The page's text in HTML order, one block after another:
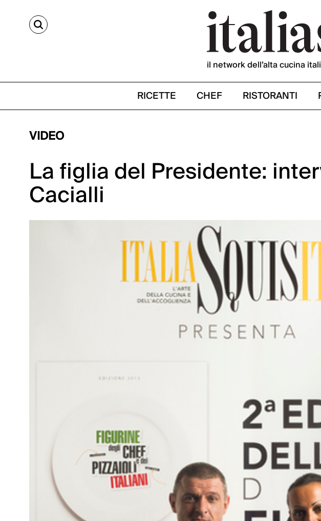
CERCA
il network dell’alta cucina
RICETTE CHEF RISTORANTI
VIDEO
La figlia del Presidente:
Cacialli